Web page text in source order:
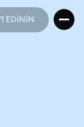
EDİNİN